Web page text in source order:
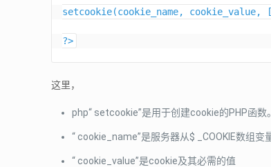
setcookie(cookie_name,
?>
这里，
php“ setcookie”是用于创建cookie的PHP函数。
“ cookie_name”是服务器从$ _COOKIE数组
“ cookie_value”是cookie及其必需的值